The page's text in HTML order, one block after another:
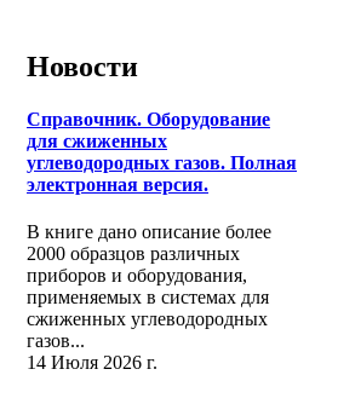
Новости
Справочник. Оборудование
для сжиженных
углеводородных газов. Полная
электронная версия.
В книге дано описание более
2000 образцов различных
приборов и оборудования,
применяемых в системах для
сжиженных углеводородных
газов...
14 Июля 2026 г.